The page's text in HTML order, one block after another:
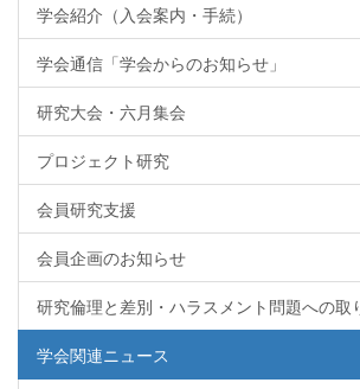
学会紹介（入会案内・手続）
学会通信「学会からのお知らせ」
研究大会・六月集会
プロジェクト研究
会員研究支援
会員企画のお知らせ
研究倫理と差別・ハラスメント問題への取
学会関連ニュース